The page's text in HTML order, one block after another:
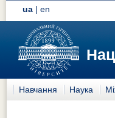
ua |en
Навчання Наука